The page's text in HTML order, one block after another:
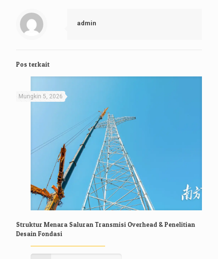
admin
Pos terkait
Mungkin 5, 2026
Struktur Menara Saluran Transmisi Overhead & Penelitian
Desain Fondasi